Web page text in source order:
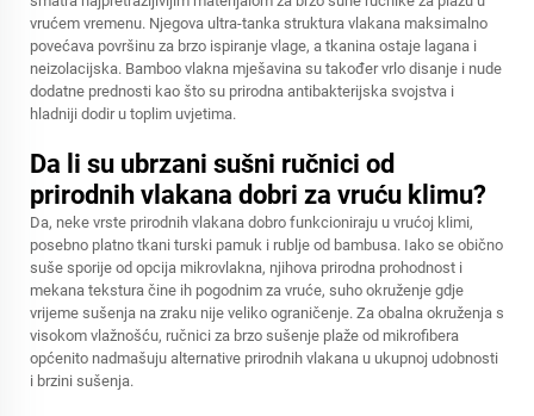
vrućem vremenu. Njegova ultra-tanka struktura vlakana maksimalno
povećava površinu za brzo ispiranje vlage, a tkanina ostaje lagana i
neizolacijska. Bamboo vlakna mješavina su također vrlo disanje i nude
dodatne prednosti kao što su prirodna antibakterijska svojstva i
hladniji dodir u toplim uvjetima.
Da li su ubrzani sušni ručnici od
prirodnih vlakana dobri za vruću klimu?
Da, neke vrste prirodnih vlakana dobro funkcioniraju u vrućoj klimi,
posebno platno tkani turski pamuk i rublje od bambusa. Iako se obično
suše sporije od opcija mikrovlakna, njihova prirodna prohodnost i
mekana tekstura čine ih pogodnim za vruće, suho okruženje gdje
vrijeme sušenja na zraku nije veliko ograničenje. Za obalna okruženja s
visokom vlažnošću, ručnici za brzo sušenje plaže od mikrofibera
općenito nadmašuju alternative prirodnih vlakana u ukupnoj udobnosti
i brzini sušenja.